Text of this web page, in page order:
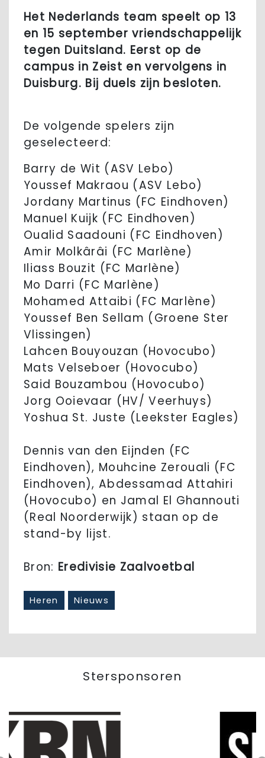
Het Nederlands team speelt op 13
en 15 september vriendschappelijk
tegen Duitsland. Eerst op de
campus in Zeist en vervolgens in
Duisburg. Bij duels zijn besloten.
De volgende spelers zijn
geselecteerd:
Barry de Wit (ASV Lebo)
Youssef Makraou (ASV Lebo)
Jordany Martinus (FC Eindhoven)
Manuel Kuijk (FC Eindhoven)
Oualid Saadouni (FC Eindhoven)
Amir Molkârâi (FC Marlène)
Iliass Bouzit (FC Marlène)
Mo Darri (FC Marlène)
Mohamed Attaibi (FC Marlène)
Youssef Ben Sellam (Groene Ster
Vlissingen)
Lahcen Bouyouzan (Hovocubo)
Mats Velseboer (Hovocubo)
Said Bouzambou (Hovocubo)
Jorg Ooievaar (HV/ Veerhuys)
Yoshua St. Juste (Leekster Eagles)
Dennis van den Eijnden (FC
Eindhoven), Mouhcine Zerouali (FC
Eindhoven), Abdessamad Attahiri
(Hovocubo) en Jamal El Ghannouti
(Real Noorderwijk) staan op de
stand-by lijst.
Bron: Eredivisie Zaalvoetbal
Heren Nieuws
Stersponsoren